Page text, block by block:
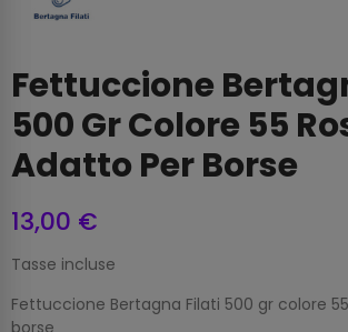
Fettuccione
500 Gr Colore 55
Adatto Per Borse
13,00 €
Tasse incluse
Fettuccione Bertagna Filati 500 gr colore